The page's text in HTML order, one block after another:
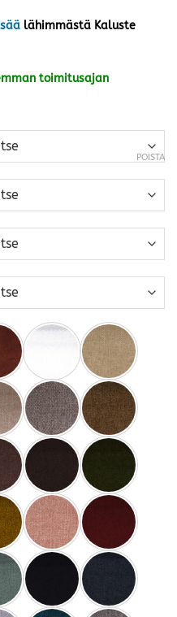
lähimmästä Kaluste
toimitusajan
POISTA